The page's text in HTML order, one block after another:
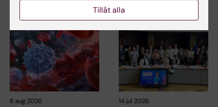
Relaterade artiklar
6 aug 2026 14 jul 2026
Tillåt alla